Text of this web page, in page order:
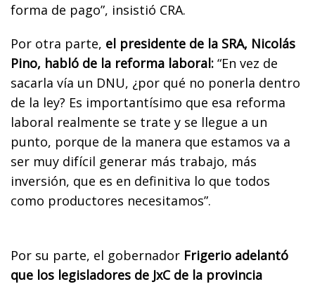
forma de pago”, insistió CRA.
Por otra parte, el presidente de la SRA, Nicolás
Pino, habló de la reforma laboral: “En vez de
sacarla vía un DNU, ¿por qué no ponerla dentro
de la ley? Es importantísimo que esa reforma
laboral realmente se trate y se llegue a un
punto, porque de la manera que estamos va a
ser muy difícil generar más trabajo, más
inversión, que es en definitiva lo que todos
como productores necesitamos”.
Por su parte, el gobernador Frigerio adelantó
que los legisladores de JxC de la provincia